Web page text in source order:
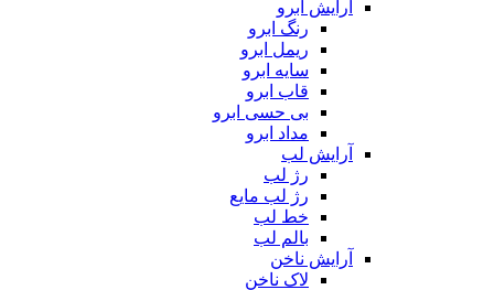
آرایش ابرو
رنگ ابرو
ریمل ابرو
سایه ابرو
قاب ابرو
بی حسی ابرو
مداد ابرو
آرایش لب
رژ لب
رژ لب مایع
خط لب
بالم لب
آرایش ناخن
لاک ناخن